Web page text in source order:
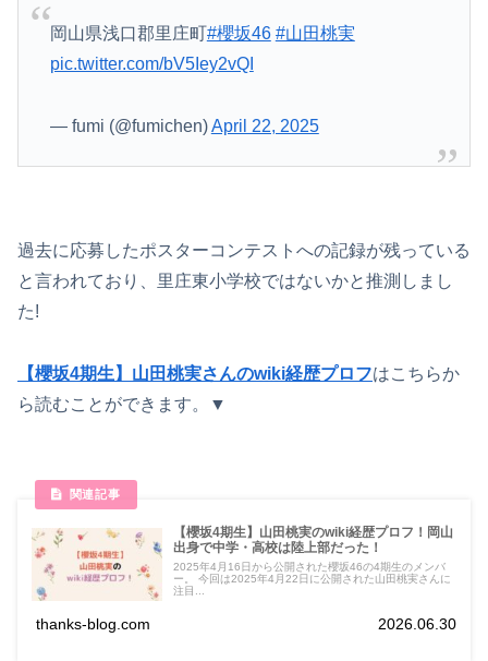
岡山県浅口郡里庄町#櫻坂46 #山田桃実
pic.twitter.com/bV5Iey2vQI
— fumi (@fumichen)April 22, 2025
過去に応募したポスターコンテストへの記録が残っている
と言われており、里庄東小学校ではないかと推測しまし
た!
【櫻坂4期生】山田桃実さんのwiki経歴プロフはこちらか
ら読むことができます。▼
【櫻坂4期生】山田桃実のwiki経歴プロフ！岡山
出身で中学・高校は陸上部だった！
2025年4月16日から公開された櫻坂46の4期生のメンバ
ー。 今回は2025年4月22日に公開された山田桃実さんに
注目...
thanks-blog.com 2026.06.30